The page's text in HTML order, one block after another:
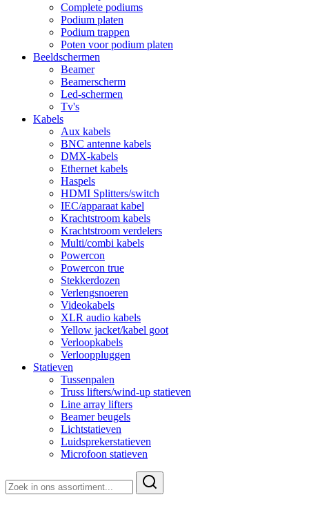
Complete podiums
Podium platen
Podium trappen
Poten voor podium platen
Beeldschermen
Beamer
Beamerscherm
Led-schermen
Tv's
Kabels
Aux kabels
BNC antenne kabels
DMX-kabels
Ethernet kabels
Haspels
HDMI Splitters/switch
IEC/apparaat kabel
Krachtstroom kabels
Krachtstroom verdelers
Multi/combi kabels
Powercon
Powercon true
Stekkerdozen
Verlengsnoeren
Videokabels
XLR audio kabels
Yellow jacket/kabel goot
Verloopkabels
Verlooppluggen
Statieven
Tussenpalen
Truss lifters/wind-up statieven
Line array lifters
Beamer beugels
Lichtstatieven
Luidsprekerstatieven
Microfoon statieven
naar: